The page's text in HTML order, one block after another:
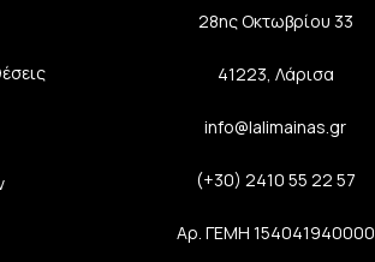
28ης Οκτωβρίου 33
41223, Λάρισα
info@lalimainas.gr
(+30) 2410 55 22 57
Αρ. ΓΕΜΗ 154041940000